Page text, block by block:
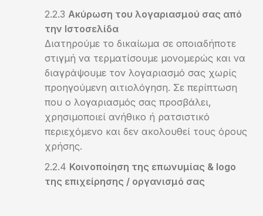
Ακύρωση του λογαριασμού σας από
την Ιστοσελίδα
Διατηρούμε το δικαίωμα σε οποιαδήποτε
στιγμή να τερματίσουμε μονομερώς και να
διαγράψουμε τον λογαριασμό σας χωρίς
προηγούμενη αιτιολόγηση. Σε περίπτωση
που ο λογαριασμός σας προσβάλει,
χρησιμοποιεί ανήθικο ή ρατσιστικό
περιεχόμενο και δεν ακολουθεί τους όρους
χρήσης.
Κοινοποίηση της επωνυμίας & logo
της επιχείρησης / οργανισμό σας